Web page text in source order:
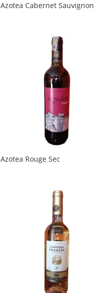
Azotea Cabernet Sauvignon
Azotea Rouge Sec